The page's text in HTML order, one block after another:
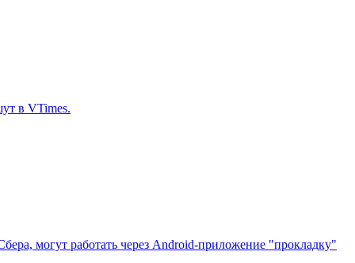
в VTimes.
могут работать через Android-приложение "прокладку"